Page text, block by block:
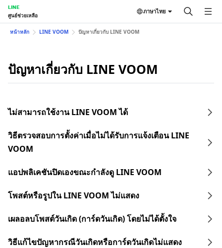
LINE
ศูนย์ช่วยเหลือ
ภาษาไทย
หน้าหลัก LINE VOOM ปัญหาเกี่ยวกับ LINE VOOM
ปัญหาเกี่ยวกับ LINE VOOM
ไม่สามารถใช้งาน LINE VOOM ได้
วิธีตรวจสอบการตั้งค่าเมื่อไม่ได้รับการแจ้งเตือน LINE
VOOM
แอปพลิเคชันปิดเองขณะกำลังดู LINE VOOM
โพสต์หรือรูปใน LINE VOOM ไม่แสดง
เผลอลบโพสต์วันเกิด (การ์ดวันเกิด) โดยไม่ได้ตั้งใจ
วิธีแก้ไขปัญหากรณีวันเกิดหรือการ์ดวันเกิดไม่แสดง